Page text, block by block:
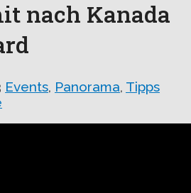
nach Kanada
Events, Panorama, Tipps